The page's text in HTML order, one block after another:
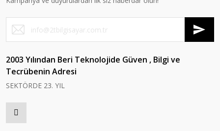
2003 Yılından Beri Teknolojide Güven , Bilgi ve
Tecrübenin Adresi
SEKTÖRDE 23. YIL